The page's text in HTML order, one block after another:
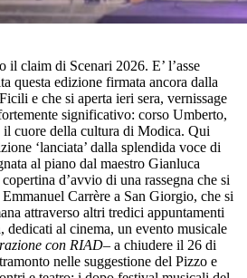
il claim di Scenari 2026. E’ l’asse
questa edizione firmata ancora dalla
e che si aperta ieri sera, vernissage
significativo: corso Umberto,
cuore della cultura di Modica. Qui
‘lanciata’ dalla splendida voce di
al piano dal maestro Gianluca
d’avvio di una rassegna che si
Carrère a San Giorgio, che si
attraverso altri tredici appuntamenti
dedicati al cinema, un evento musicale
con RIAD– a chiudere il 26 di
nelle suggestione del Pizzo e